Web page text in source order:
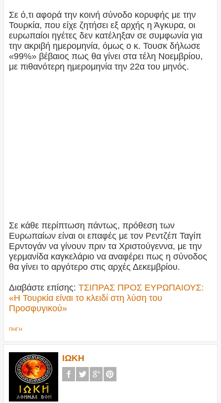
Σε ό,τι αφορά την κοινή σύνοδο κορυφής με την
Τουρκία, που είχε ζητήσει εξ αρχής η Άγκυρα, οι
ευρωπαίοι ηγέτες δεν κατέληξαν σε συμφωνία για
την ακριβή ημερομηνία, όμως ο κ. Τουσκ δήλωσε
«99%» βέβαιος πως θα γίνει στα τέλη Νοεμβρίου,
με πιθανότερη ημερομηνία την 22α του μηνός.
Σε κάθε περίπτωση πάντως, πρόθεση των
Ευρωπαίων είναι οι επαφές με τον Ρεντζέπ Ταγίπ
Ερντογάν να γίνουν πριν τα Χριστούγεννα, με την
γερμανίδα καγκελάριο να αναφέρει πως η σύνοδος
θα γίνει το αργότερο στις αρχές Δεκεμβρίου.
Διαβάστε επίσης: ΤΣΙΠΡΑΣ ΠΡΟΣ ΕΥΡΩΠΑΙΟΥΣ:
«Η Τουρκία είναι το κλειδί στη λύση του
Προσφυγικού»
ΠΗΓΗ
ΙΩΚΗ